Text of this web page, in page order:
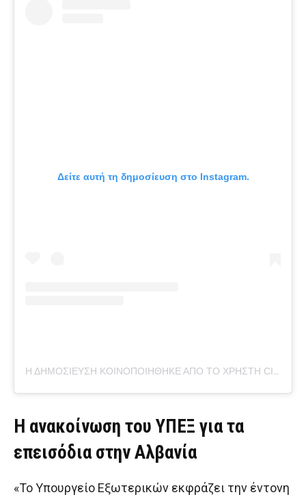
Δείτε αυτή τη δημοσίευση στο Instagram.
Η ΔΗΜΟΣΊΕΥΣΗ ΚΟΙΝΟΠΟΙΉΘΗΚΕ ΑΠΌ ΤΟ ΧΡΉΣΤΗ CITIZENS.AL (@CITIZENS.AL)
Η ανακοίνωση του ΥΠΕΞ για τα
επεισόδια στην Αλβανία
«Το Υπουργείο Εξωτερικών εκφράζει την έντονη